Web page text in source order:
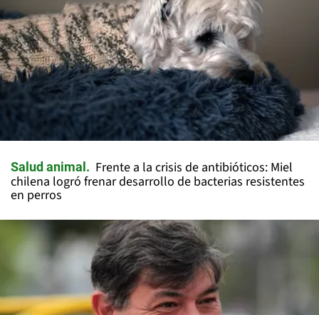
Salud animal
Frente a la crisis de antibióticos: Miel
chilena logró frenar desarrollo de bacterias resistentes
en perros